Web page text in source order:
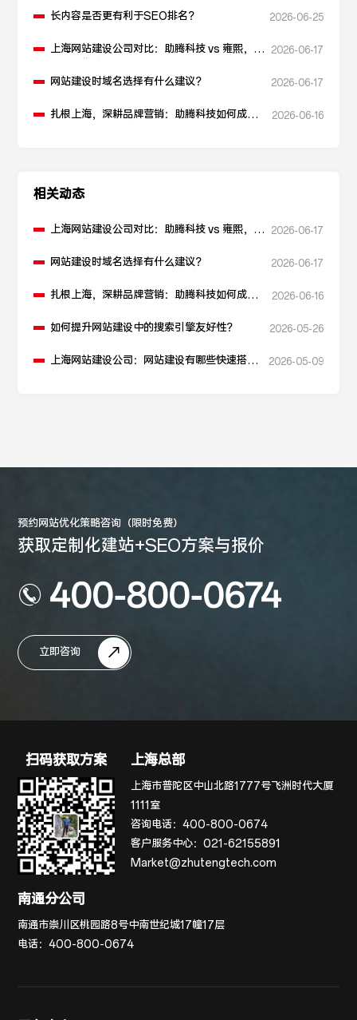
长内容是否更有利于SEO排名？ 2026-06-25
上海网站建设公司对比：助腾科技 vs 雍熙，如
2026-06-17
网站建设时域名选择有什么建议？ 2026-06-17
扎根上海，深耕品牌营销：助腾科技如何成为
2026-06-16
相关动态
上海网站建设公司对比：助腾科技 vs 雍熙，如
2026-06-17
网站建设时域名选择有什么建议？ 2026-06-17
扎根上海，深耕品牌营销：助腾科技如何成为
2026-06-16
如何提升网站建设中的搜索引擎友好性？ 2026-05-26
上海网站建设公司：网站建设有哪些快速搭建
2026-05-09
预约网站优化策略咨询（限时免费）
获取定制化建站+SEO方案与报价
400-800-0674
立即咨询
扫码获取方案 上海总部
上海市普陀区中山北路1777号飞洲时代大厦
1111室
咨询电话：400-800-0674
客户服务中心：021-62155891
Market@zhutengtech.com
南通分公司
南通市崇川区桃园路8号中南世纪城17幢17层
电话：400-800-0674